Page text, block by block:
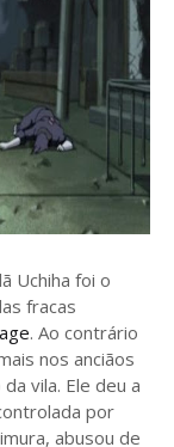
Uchiha foi o
fracas
. Ao contrário
nos anciãos
vila. Ele deu a
por
abusou de